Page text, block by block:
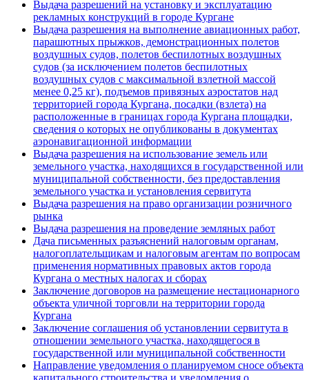
Выдача разрешений на установку и эксплуатацию
рекламных конструкций в городе Кургане
Выдача разрешения на выполнение авиационных работ,
парашютных прыжков, демонстрационных полетов
воздушных судов, полетов беспилотных воздушных
судов (за исключением полетов беспилотных
воздушных судов с максимальной взлетной массой
менее 0,25 кг), подъемов привязных аэростатов над
территорией города Кургана, посадки (взлета) на
расположенные в границах города Кургана площадки,
сведения о которых не опубликованы в документах
аэронавигационной информации
Выдача разрешения на использование земель или
земельного участка, находящихся в государственной или
муниципальной собственности, без предоставления
земельного участка и установления сервитута
Выдача разрешения на право организации розничного
рынка
Выдача разрешения на проведение земляных работ
Дача письменных разъяснений налоговым органам,
налогоплательщикам и налоговым агентам по вопросам
применения нормативных правовых актов города
Кургана о местных налогах и сборах
Заключение договоров на размещение нестационарного
объекта уличной торговли на территории города
Кургана
Заключение соглашения об установлении сервитута в
отношении земельного участка, находящегося в
государственной или муниципальной собственности
Направление уведомления о планируемом сносе объекта
капитального строительства и уведомления о